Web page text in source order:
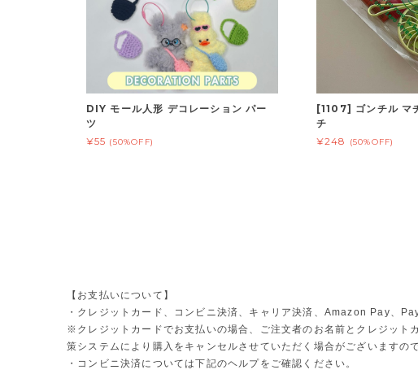
DIY モール人形 デコレーション パー
ツ
¥55 (50%OFF)
[1107] ゴンチル マ
チ
¥248
(50%OFF)
【お支払いについて】
・クレジットカード、コンビニ決済、キャリア決済、Amazon Pay、
※クレジットカードでお支払いの場合、ご注文者のお名前とクレジット
策システムにより購入をキャンセルさせていただく場合がございますの
・コンビニ決済については下記のヘルプをご確認ください。